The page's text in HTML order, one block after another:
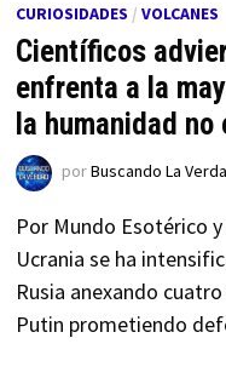
CURIOSIDADES / VOLCANES
Científicos
enfrenta a la
la humanidad
porBuscando La
Por Mundo Esotérico
Ucrania se ha
Rusia anexando
Putin prometiendo